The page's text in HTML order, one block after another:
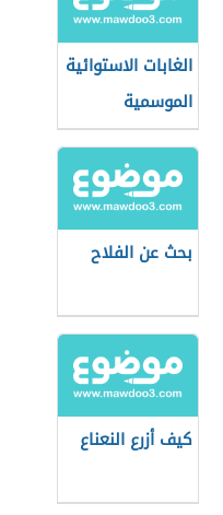
الغابات الاستوائية
الموسمية
بحث عن الفلاح
كيف أزرع النعناع